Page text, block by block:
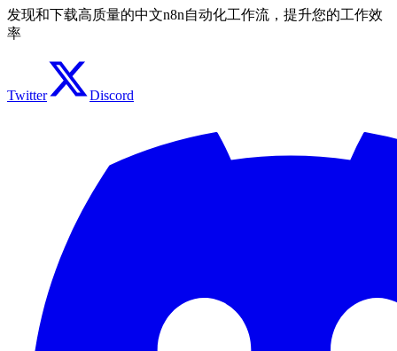
发现和下载高质量的中文n8n自动化工作流，提升您的工作效
率
Twitter Discord